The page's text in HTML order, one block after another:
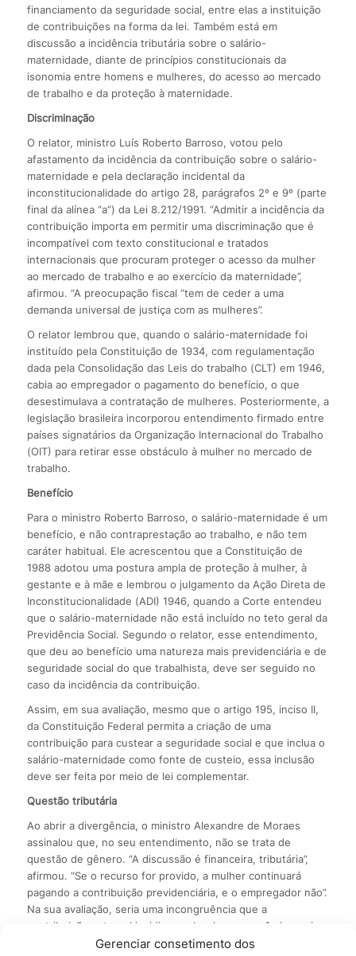
Gerenciar consetimento dos
financiamento da seguridade social, entre elas a instituição
de contribuições na forma da lei. Também está em
discussão a incidência tributária sobre o salário-
maternidade, diante de princípios constitucionais da
isonomia entre homens e mulheres, do acesso ao mercado
de trabalho e da proteção à maternidade.
Discriminação
O relator, ministro Luís Roberto Barroso, votou pelo
afastamento da incidência da contribuição sobre o salário-
maternidade e pela declaração incidental da
inconstitucionalidade do artigo 28, parágrafos 2º e 9º (parte
final da alínea “a”) da Lei 8.212/1991. “Admitir a incidência da
contribuição importa em permitir uma discriminação que é
incompatível com texto constitucional e tratados
internacionais que procuram proteger o acesso da mulher
ao mercado de trabalho e ao exercício da maternidade”,
afirmou. “A preocupação fiscal “tem de ceder a uma
demanda universal de justiça com as mulheres”.
O relator lembrou que, quando o salário-maternidade foi
instituído pela Constituição de 1934, com regulamentação
dada pela Consolidação das Leis do trabalho (CLT) em 1946,
cabia ao empregador o pagamento do benefício, o que
desestimulava a contratação de mulheres. Posteriormente, a
legislação brasileira incorporou entendimento firmado entre
países signatários da Organização Internacional do Trabalho
(OIT) para retirar esse obstáculo à mulher no mercado de
trabalho.
Benefício
Para o ministro Roberto Barroso, o salário-maternidade é um
benefício, e não contraprestação ao trabalho, e não tem
caráter habitual. Ele acrescentou que a Constituição de
1988 adotou uma postura ampla de proteção à mulher, à
gestante e à mãe e lembrou o julgamento da Ação Direta de
Inconstitucionalidade (ADI) 1946, quando a Corte entendeu
que o salário-maternidade não está incluído no teto geral da
Previdência Social. Segundo o relator, esse entendimento,
que deu ao benefício uma natureza mais previdenciária e de
seguridade social do que trabalhista, deve ser seguido no
caso da incidência da contribuição.
Assim, em sua avaliação, mesmo que o artigo 195, inciso II,
da Constituição Federal permita a criação de uma
contribuição para custear a seguridade social e que inclua o
salário-maternidade como fonte de custeio, essa inclusão
deve ser feita por meio de lei complementar.
Questão tributária
Ao abrir a divergência, o ministro Alexandre de Moraes
assinalou que, no seu entendimento, não se trata de
questão de gênero. “A discussão é financeira, tributária”,
afirmou. “Se o recurso for provido, a mulher continuará
pagando a contribuição previdenciária, e o empregador não”.
Na sua avaliação, seria uma incongruência que a
contribuição patronal incidisse sobre base econômica mais
restrita do que a aplicada às empregadas, especialmente se